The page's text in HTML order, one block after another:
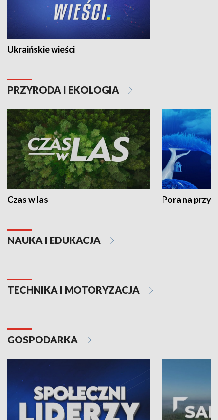
Ukraińskie wieści
PRZYRODA I EKOLOGIA
Czas w las Pora na
NAUKA I EDUKACJA
TECHNIKA I MOTORYZACJA
GOSPODARKA